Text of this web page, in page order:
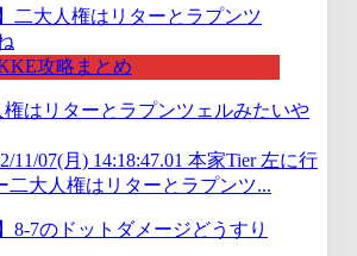
攻略まとめ
権はリターとラプンツェルみたいや
11/07(月) 14:18:47.01 本家Tier 左に行
二大人権はリターとラプンツ...